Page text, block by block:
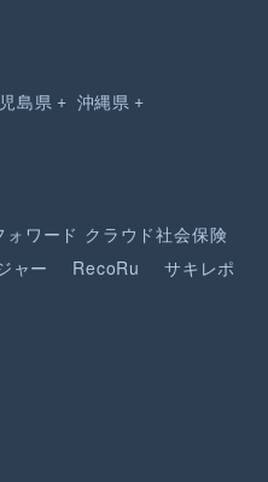
島県 沖縄県
ォワード クラウド社会保険
ャー RecoRu
サキレポ